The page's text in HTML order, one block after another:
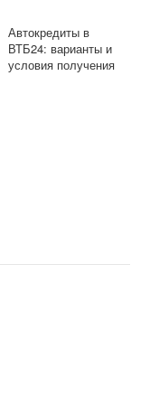
Автокредиты в
ВТБ24: варианты и
условия получения